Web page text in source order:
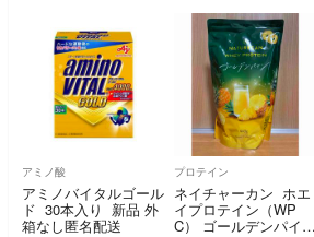
アミノ酸
アミノバイタルゴール
ド 30本入り 新品 外
箱なし匿名配送
プロテイン
ネイチャーカン ホエ
イプロテイン（WP
C） ゴールデンパイ